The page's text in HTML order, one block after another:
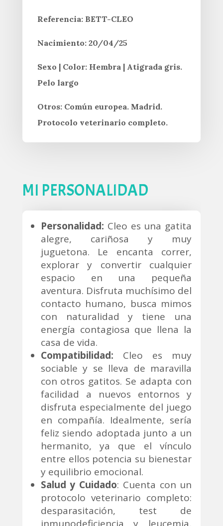
Referencia: BETT-CLEO
Nacimiento: 20/04/25
Sexo | Color: Hembra | Atigrada gris.
Pelo largo
Otros: Común europea. Madrid.
Protocolo veterinario completo.
MI PERSONALIDAD
Personalidad: Cleo es una gatita
alegre, cariñosa y muy
juguetona. Le encanta correr,
explorar y convertir cualquier
espacio en una pequeña
aventura. Disfruta muchísimo del
contacto humano, busca mimos
con naturalidad y tiene una
energía contagiosa que llena la
casa de vida.
Compatibilidad: Cleo es muy
sociable y se lleva de maravilla
con otros gatitos. Se adapta con
facilidad a nuevos entornos y
disfruta especialmente del juego
en compañía. Idealmente, sería
feliz siendo adoptada junto a un
hermanito, ya que el vínculo
entre ellos potencia su bienestar
y equilibrio emocional.
Salud y Cuidado: Cuenta con un
protocolo veterinario completo:
desparasitación, test de